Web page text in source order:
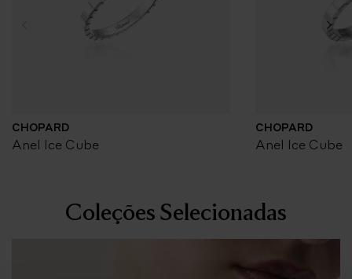
CHOPARD
Anel Ice Cube
CHOPARD
Anel Ice Cube
Coleções Selecionadas